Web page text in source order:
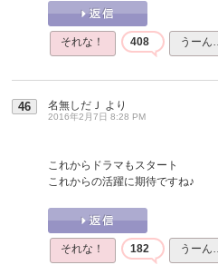
それな！ 408 うーん…
46 名無しだＪ より
2016年2月7日 8:28 PM
これからドラマもスタート
これからの活躍に期待ですね♪
それな！ 182 うーん…